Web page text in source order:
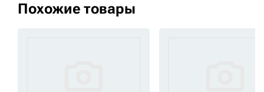
Похожие товары